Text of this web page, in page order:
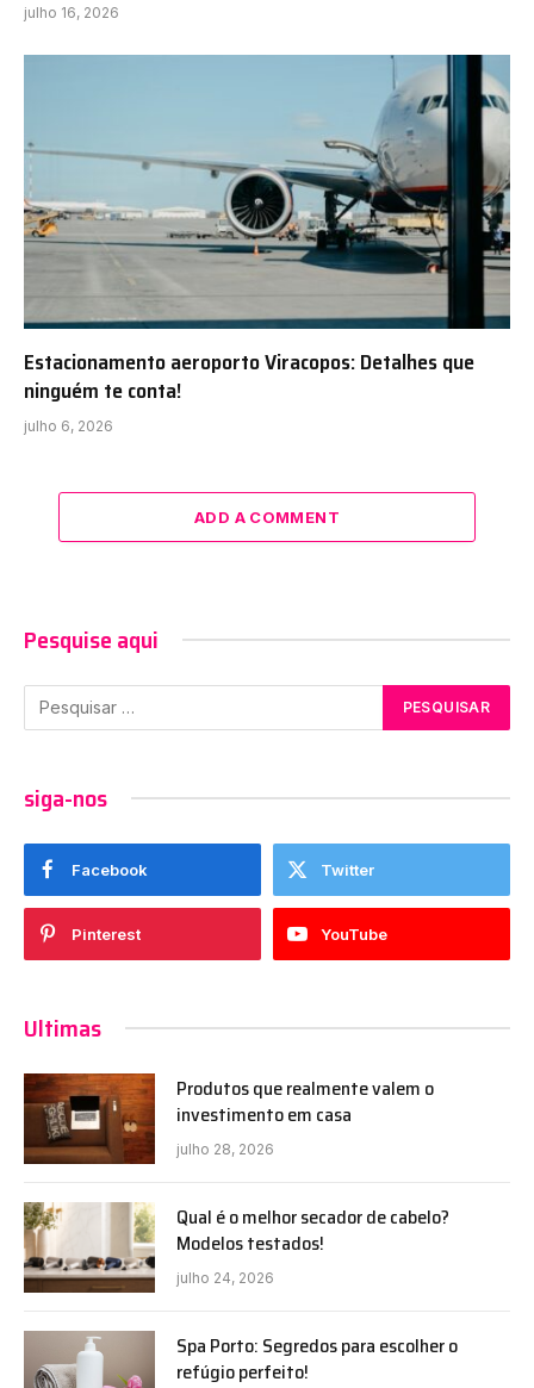
julho 16, 2026
Estacionamento aeroporto Viracopos: Detalhes que
ninguém te conta!
julho 6, 2026
ADD A COMMENT
Pesquise aqui
siga-nos
Facebook Twitter
Pinterest YouTube
Ultimas
Produtos que realmente valem o
investimento em casa
julho 28, 2026
Qual é o melhor secador de cabelo?
Modelos testados!
julho 24, 2026
Spa Porto: Segredos para escolher o
refúgio perfeito!